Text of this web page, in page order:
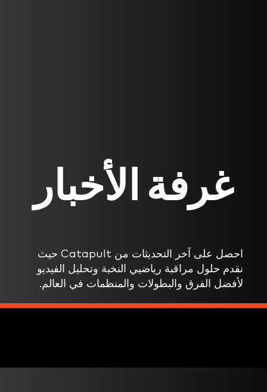
غرفة الأخبار
احصل على آخر التحديثات من Catapult حيث
نقدم حلول مراقبة رياضيي النخبة وتحليل الفيديو
لأفضل الفرق والبطولات والمنظمات في العالم.